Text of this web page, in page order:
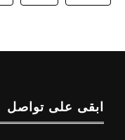
ابقى على تواصل